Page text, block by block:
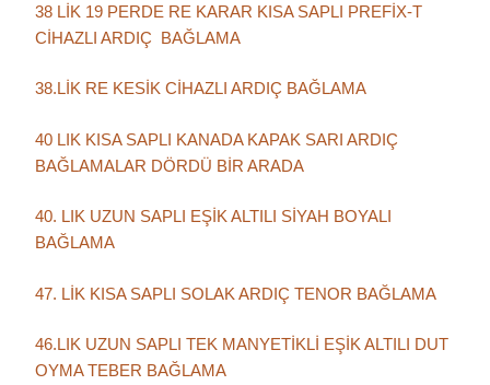
38 LİK 19 PERDE RE KARAR KISA SAPLI PREFİX-T
CİHAZLI ARDIÇ BAĞLAMA
38.LİK RE KESİK CİHAZLI ARDIÇ BAĞLAMA
40 LIK KISA SAPLI KANADA KAPAK SARI ARDIÇ
BAĞLAMALAR DÖRDÜ BİR ARADA
40. LIK UZUN SAPLI EŞİK ALTILI SİYAH BOYALI
BAĞLAMA
47. LİK KISA SAPLI SOLAK ARDIÇ TENOR BAĞLAMA
46.LIK UZUN SAPLI TEK MANYETİKLİ EŞİK ALTILI DUT
OYMA TEBER BAĞLAMA